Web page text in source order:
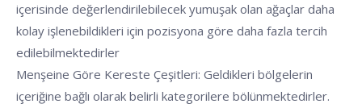
içerisinde değerlendirilebilecek yumuşak olan ağaçlar daha
kolay işlenebildikleri için pozisyona göre daha fazla tercih
edilebilmektedirler
Menşeine Göre Kereste Çeşitleri: Geldikleri bölgelerin
içeriğine bağlı olarak belirli kategorilere bölünmektedirler.